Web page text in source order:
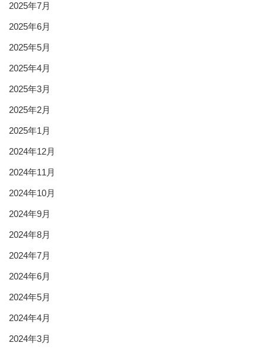
2025年7月
2025年6月
2025年5月
2025年4月
2025年3月
2025年2月
2025年1月
2024年12月
2024年11月
2024年10月
2024年9月
2024年8月
2024年7月
2024年6月
2024年5月
2024年4月
2024年3月